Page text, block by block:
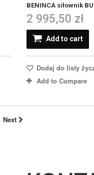
BENINCA siłownik
2 995,50 zł
Add to cart
Dodaj do listy
Add to Compare
Next